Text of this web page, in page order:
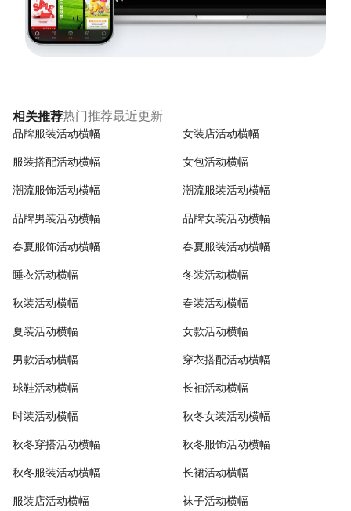
相关推荐热门推荐最近更新
品牌服装活动横幅 女装店活动横幅
服装搭配活动横幅 女包活动横幅
潮流服饰活动横幅 潮流服装活动横幅
品牌男装活动横幅 品牌女装活动横幅
春夏服饰活动横幅 春夏服装活动横幅
睡衣活动横幅 冬装活动横幅
秋装活动横幅 春装活动横幅
夏装活动横幅 女款活动横幅
男款活动横幅 穿衣搭配活动横幅
球鞋活动横幅 长袖活动横幅
时装活动横幅 秋冬女装活动横幅
秋冬穿搭活动横幅 秋冬服饰活动横幅
秋冬服装活动横幅 长裙活动横幅
服装店活动横幅 袜子活动横幅